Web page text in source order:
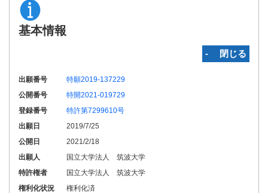
基本情報
‐ 閉じる
出願番号
特願2019-137229
公開番号
特開2021-019729
登録番号
特許第7299610号
出願日
2019/7/25
公開日
2021/2/18
出願人
国立大学法人 筑波大学
特許権者
国立大学法人 筑波大学
権利化状況
権利化済